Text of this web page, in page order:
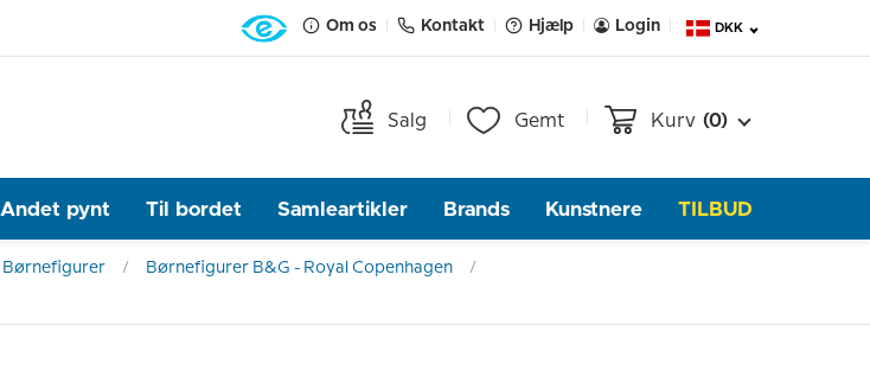
Om os Kontakt Hjælp Login DKK
Salg Gemt Kurv (0)
Andet pynt Til bordet Samleartikler Brands Kunstnere TILBUD
Børnefigurer
Børnefigurer B&G - Royal Copenhagen